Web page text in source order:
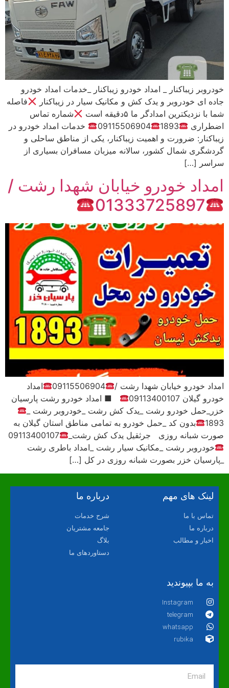
خودروبر زیباکنار _ امداد خودرو زیباکنار _خدمات امداد خودرو
جاده ای خودروبر و یدک کش و مکانیک سیار در زیباکنار
فاصله
شما با نزدیکترین امدادگر ما ۵دقیقه است
شماره تماس
اضطراری
1893
09115506904
خدمات امداد خودرو در
زیباکنار: ضرورت و اهمیت زیباکنار، یکی از مناطق ساحلی و
گردشگری شمال کشور، سالانه میزبان مسافران بسیاری از
سراسر […]
امداد خودرو خیابان شهدا رشت /
01333725897
امداد خودرو خیابان شهدا رشت / 09115506904
امداد
خودرو گیلان 09113400107
■ امداد خودرو رشت پارسیان
خزر_حمل خودرو رشت _یدک کش رشت _خودروبر رشت _
1893
بدون کد _حمل خودرو به تمامی‌ مناطق استان گیلان به
صورت شبانه روزی جرثقیل یدک کش رشت_
09113400107
خودروبر رشت _مکانیک سیار رشت _امداد باطری رشت
_پارسیان خزر بصورت شبانه روزی در کل […]
لینک های مهم
تماس با ما
درباره ما
اخبار و مطالب
درباره ما
شرح خدمات
جامعه مشتریان
بلاگ
دستاوردهای ما
به ما بپیوندید
Instagram
telegram
whatsapp
rubika